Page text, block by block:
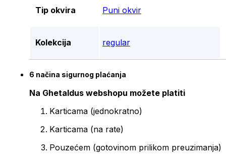
Tip okvira Puni okvir
Kolekcija regular
6 načina sigurnog plaćanja
Na Ghetaldus webshopu možete platiti
Karticama (jednokratno)
Karticama (na rate)
Pouzećem (gotovinom prilikom preuzimanja)